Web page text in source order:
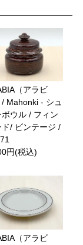
（アラビ
/ Mahonki - シュ
ボウル / フィン
ド/ ビンテージ /
円(税込)
（アラビ